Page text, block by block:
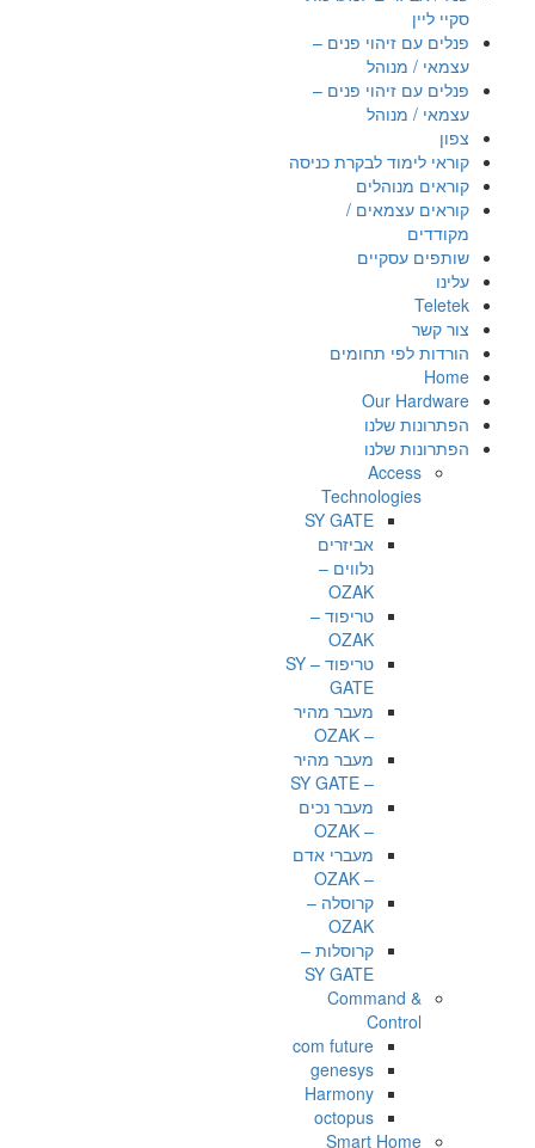
סקיי ליין
פנלים עם זיהוי פנים –
עצמאי / מנוהל
פנלים עם זיהוי פנים –
עצמאי / מנוהל
צפון
קוראי לימוד לבקרת כניסה
קוראים מנוהלים
קוראים עצמאים /
מקודדים
שותפים עסקיים
עלינו
Teletek
צור קשר
הורדות לפי תחומים
Home
Our Hardware
הפתרונות שלנו
הפתרונות שלנו
Access
Technologies
SY GATE
אביזרים
נלווים –
OZAK
טריפוד –
OZAK
טריפוד – SY
GATE
מעבר מהיר
– OZAK
מעבר מהיר
– SY GATE
מעבר נכים
– OZAK
מעברי אדם
– OZAK
קרוסלה –
OZAK
קרוסלות –
SY GATE
Command &
Control
com future
genesys
Harmony
octopus
Smart Home